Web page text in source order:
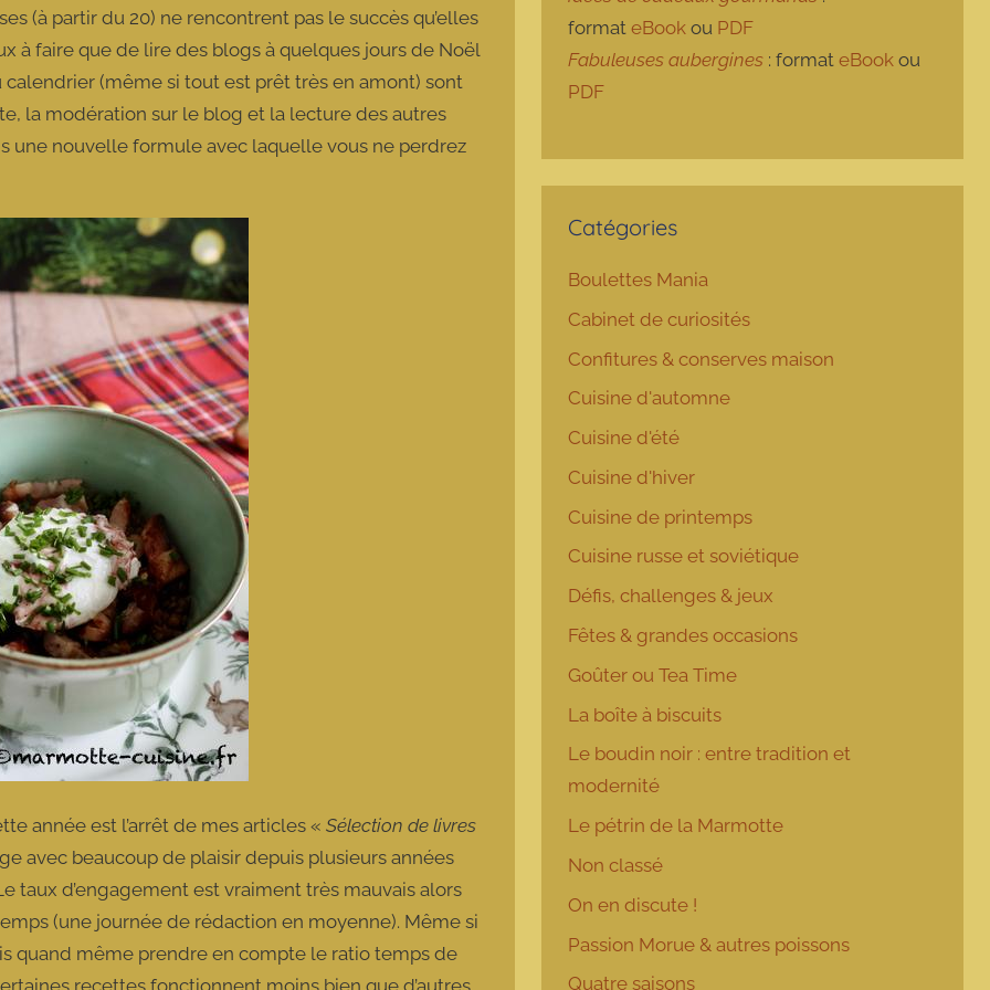
(à partir du 20) ne rencontrent pas le succès qu’elles
à faire que de lire des blogs à quelques jours de Noël
(même si tout est prêt très en amont) sont
la modération sur le blog et la lecture des autres
une nouvelle formule avec laquelle vous ne perdrez
année est l’arrêt de mes articles « Sélection de livres
avec beaucoup de plaisir depuis plusieurs années
taux d’engagement est vraiment très mauvais alors
(une journée de rédaction en moyenne). Même si
quand même prendre en compte le ratio temps de
recettes fonctionnent moins bien que d’autres
formateBook ou PDF
Fabuleuses aubergines : formateBook ou
PDF
Catégories
Boulettes Mania
Cabinet de curiosités
Confitures & conserves maison
Cuisine d'automne
Cuisine d'été
Cuisine d'hiver
Cuisine de printemps
Cuisine russe et soviétique
Défis, challenges & jeux
Fêtes & grandes occasions
Goûter ou Tea Time
La boîte à biscuits
Le boudin noir : entre tradition et
modernité
Le pétrin de la Marmotte
Non classé
On en discute !
Passion Morue & autres poissons
Quatre saisons